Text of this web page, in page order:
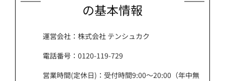
の基本情報
運営会社：株式会社 テンシュカク
電話番号：0120-119-729
営業時間(定休日)：受付時間9:00～20:00（年中無